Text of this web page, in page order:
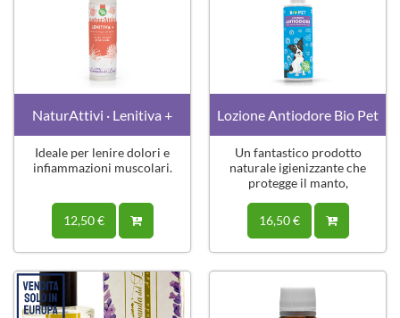
NaturAttivi · Lenitiva +
Ideale per lenire dolori e
infiammazioni muscolari.
12,50 €
Lozione Antiodore Bio Pet
Un fantastico prodotto
naturale igienizzante che
protegge il manto,
naturale.
16,50 €